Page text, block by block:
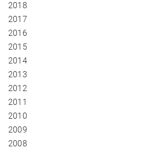
2018
2017
2016
2015
2014
2013
2012
2011
2010
2009
2008